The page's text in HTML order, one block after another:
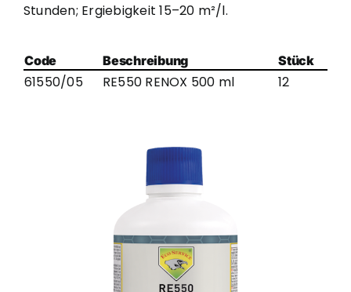
Stunden; Ergiebigkeit 15–20 m²/l.
Code Beschreibung Stück
61550/05 RE550 RENOX 500 ml 12